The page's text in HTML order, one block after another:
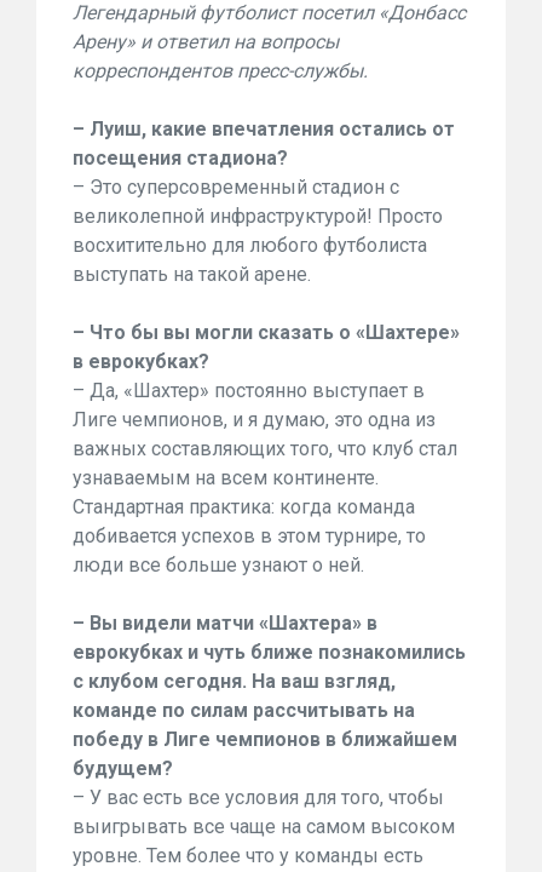
Легендарный футболист посетил «Донбасс
Арену» и ответил на вопросы
корреспондентов пресс-службы.
– Луиш, какие впечатления остались от
посещения стадиона?
– Это суперсовременный стадион с
великолепной инфраструктурой! Просто
восхитительно для любого футболиста
выступать на такой арене.
– Что бы вы могли сказать о «Шахтере»
в еврокубках?
– Да, «Шахтер» постоянно выступает в
Лиге чемпионов, и я думаю, это одна из
важных составляющих того, что клуб стал
узнаваемым на всем континенте.
Стандартная практика: когда команда
добивается успехов в этом турнире, то
люди все больше узнают о ней.
– Вы видели матчи «Шахтера» в
еврокубках и чуть ближе познакомились
с клубом сегодня. На ваш взгляд,
команде по силам рассчитывать на
победу в Лиге чемпионов в ближайшем
будущем?
– У вас есть все условия для того, чтобы
выигрывать все чаще на самом высоком
уровне. Тем более что у команды есть